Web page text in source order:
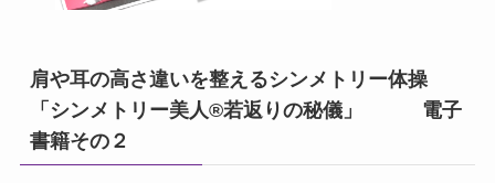
肩や耳の高さ違いを整えるシンメトリー体操
「シンメトリー美人®若返りの秘儀」 電子
書籍その２